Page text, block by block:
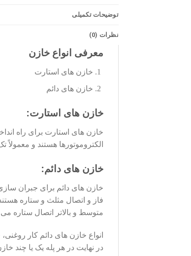
توضیحات تکمیلی
نظرات (0)
معرفی انواع خازن
خازن های استارت
خازن های دائم
خازن های استارت:
خازن های استارت برای راه
الکتروموتورها هستند و معمولاً
خازن های دائم:
خازن های دائم برای جبران
فاز و اتصال مثلث و ستاره
متوسط و بالاتر اتصال ستاره
انواع خازن های دائم کار
در نهایت در هر پله یک یا چند